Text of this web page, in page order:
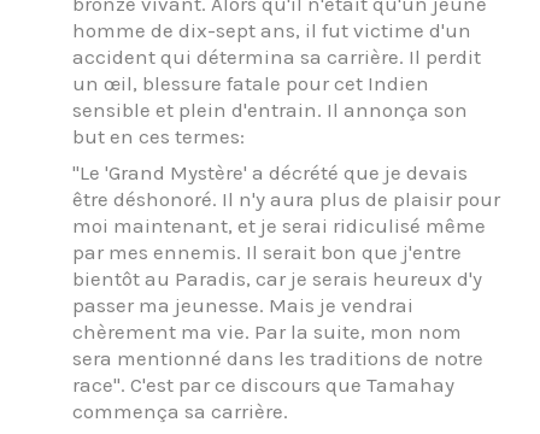
homme de dix-sept ans, il fut victime d'un
accident qui détermina sa carrière. Il perdit
un œil, blessure fatale pour cet Indien
sensible et plein d'entrain. Il annonça son
but en ces termes:
"Le 'Grand Mystère' a décrété que je devais
être déshonoré. Il n'y aura plus de plaisir pour
moi maintenant, et je serai ridiculisé même
par mes ennemis. Il serait bon que j'entre
bientôt au Paradis, car je serais heureux d'y
passer ma jeunesse. Mais je vendrai
chèrement ma vie. Par la suite, mon nom
sera mentionné dans les traditions de notre
race". C'est par ce discours que Tamahay
commença sa carrière.